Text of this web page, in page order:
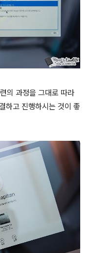
의 과정을 그대로 따라
하고 진행하시는 것이 좋